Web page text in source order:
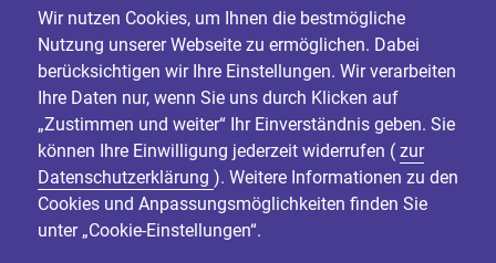
Wir nutzen Cookies, um Ihnen die bestmögliche
Nutzung unserer Webseite zu ermöglichen. Dabei
berücksichtigen wir Ihre Einstellungen. Wir verarbeiten
Ihre Daten nur, wenn Sie uns durch Klicken auf
„Zustimmen und weiter“ Ihr Einverständnis geben. Sie
können Ihre Einwilligung jederzeit widerrufen ( zur
Datenschutzerklärung ). Weitere Informationen zu den
Cookies und Anpassungsmöglichkeiten finden Sie
unter „Cookie-Einstellungen“.